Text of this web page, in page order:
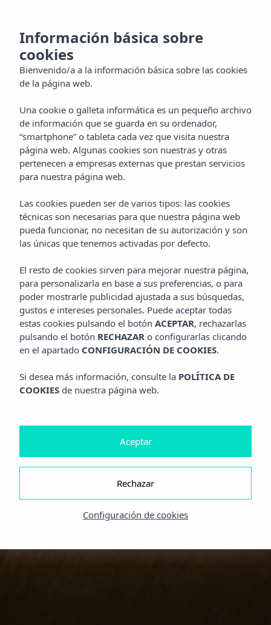
Información básica sobre
cookies
Bienvenido/a a la información básica sobre las cookies
de la página web.
Una cookie o galleta informática es un pequeño archivo
de información que se guarda en su ordenador,
“smartphone” o tableta cada vez que visita nuestra
página web. Algunas cookies son nuestras y otras
pertenecen a empresas externas que prestan servicios
para nuestra página web.
Las cookies pueden ser de varios tipos: las cookies
técnicas son necesarias para que nuestra página web
pueda funcionar, no necesitan de su autorización y son
las únicas que tenemos activadas por defecto.
El resto de cookies sirven para mejorar nuestra página,
para personalizarla en base a sus preferencias, o para
poder mostrarle publicidad ajustada a sus búsquedas,
gustos e intereses personales. Puede aceptar todas
estas cookies pulsando el botón ACEPTAR, rechazarlas
pulsando el botón RECHAZAR o configurarlas clicando
en el apartado CONFIGURACIÓN DE COOKIES.
Si desea más información, consulte la POLÍTICA DE
COOKIES de nuestra página web.
Configuración de cookies
Rechazar
Aceptar